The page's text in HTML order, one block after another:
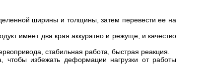
ширины и толщины, затем перевести ее на
имеет два края аккуратно и режуще, и качество
стабильная работа, быстрая реакция.
чтобы избежать деформации нагрузки от работы